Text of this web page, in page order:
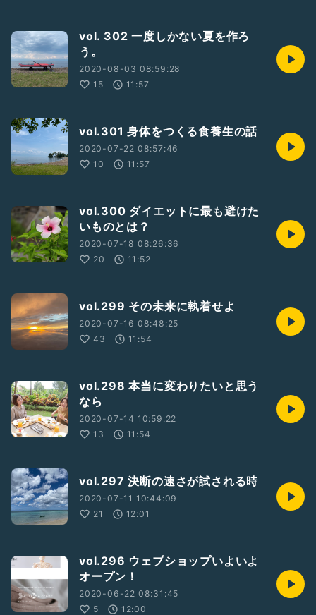
vol. 302 一度しかない夏を作ろ
う。
2020-08-03 08:59:28
15
11:57
vol.301 身体をつくる食養生の話
2020-07-22 08:57:46
10
11:57
vol.300 ダイエットに最も避けた
いものとは？
2020-07-18 08:26:36
20
11:52
vol.299 その未来に執着せよ
2020-07-16 08:48:25
43
11:54
vol.298 本当に変わりたいと思う
なら
2020-07-14 10:59:22
13
11:54
vol.297 決断の速さが試される時
2020-07-11 10:44:09
21
12:01
vol.296 ウェブショップいよいよ
オープン！
2020-06-22 08:31:45
5
12:00